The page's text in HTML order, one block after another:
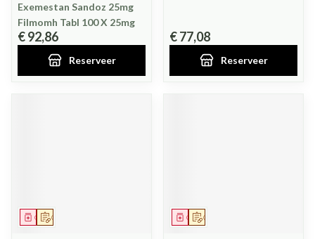
Exemestan Sandoz 25mg
Filmomh Tabl 100 X 25mg
€ 92,86
Reserveer
€ 77,08
Reserveer
Op voorschrift
Geneesmiddel Op voorschrift
Geneesmiddel